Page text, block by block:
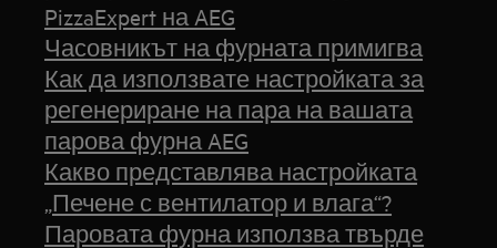
PizzaExpert на AEG
Часовникът на фурната примигва
Как да използвате настройката за
регенериране на пара на вашата
парова фурна AEG
Какво представлява настройката
„Печене с вентилатор и влага“?
Паровата фурна използва твърде